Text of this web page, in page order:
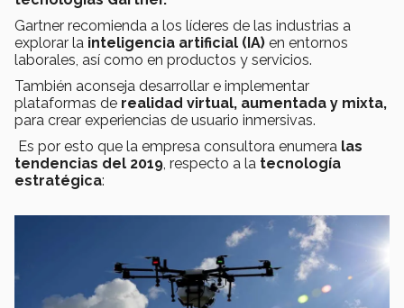
Gartner recomienda a los líderes de las industrias a
explorar la inteligencia artificial (IA) en entornos
laborales, así como en productos y servicios.
También aconseja desarrollar e implementar
plataformas de realidad virtual, aumentada y mixta,
para crear experiencias de usuario inmersivas.
Es por esto que la empresa consultora enumera las
tendencias del 2019 , respecto a la tecnología
estratégica: